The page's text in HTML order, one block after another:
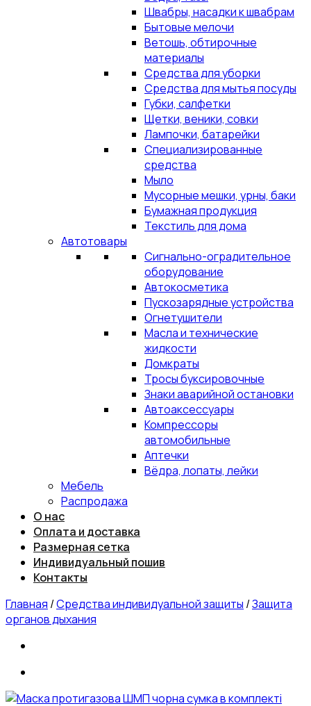
Швабры, насадки к швабрам
Бытовые мелочи
Ветошь, обтирочные
материалы
Средства для уборки
Средства для мытья посуды
Губки, салфетки
Щетки, веники, совки
Лампочки, батарейки
Специализированные
средства
Мыло
Мусорные мешки, урны, баки
Бумажная продукция
Текстиль для дома
Автотовары
Сигнально-оградительное
оборудование
Автокосметика
Пускозарядные устройства
Огнетушители
Масла и технические
жидкости
Домкраты
Тросы буксировочные
Знаки аварийной остановки
Автоаксессуары
Компрессоры
автомобильные
Аптечки
Вёдра, лопаты, лейки
Мебель
Распродажа
О нас
Оплата и доставка
Размерная сетка
Индивидуальный пошив
Контакты
Главная /Средства индивидуальной защиты /Защита
органов дыхания